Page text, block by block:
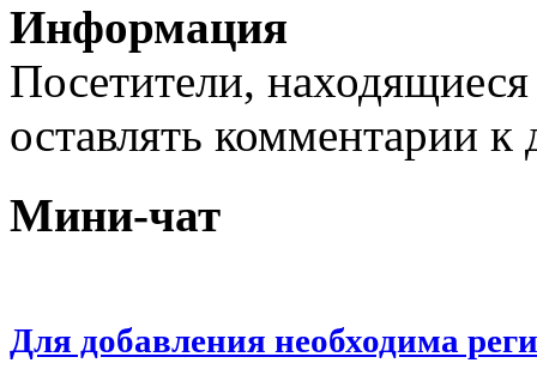
Информация
Посетители,
оставлять комментарии
Мини-чат
Для добавления необходима